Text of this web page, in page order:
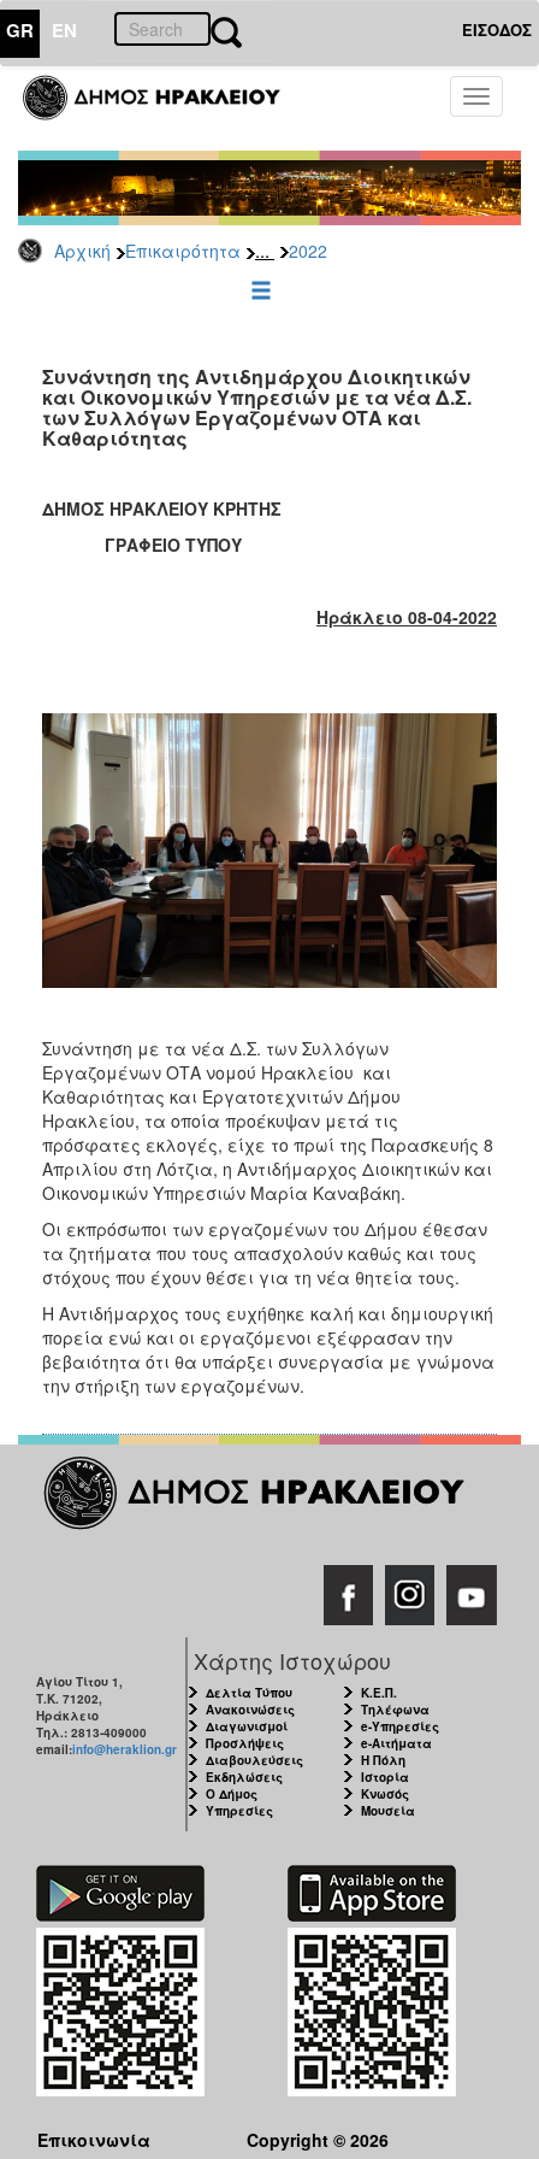
GR EN ΕΙΣΟΔΟΣ
Toggle
Αρχική Επικαιρότητα ... 2022
ΕΠΙΚΑΙΡΟΤΗΤΑ
Τύπου
Αρχείο
2026
2025
2022
2021
2020
2018
2017
2011
2010
ΔΗΜΟΤΗΣ
Συνάντηση της Αντιδημάρχου Διοικητικών
και Οικονομικών Υπηρεσιών με τα νέα Δ.Σ.
των Συλλόγων Εργαζομένων ΟΤΑ και
Καθαριότητας
ΔΗΜΟΣ ΗΡΑΚΛΕΙΟΥ ΚΡΗΤΗΣ
ΓΡΑΦΕΙΟ ΤΥΠΟΥ
Ηράκλειο 08-04-2022
Συνάντηση με τα νέα Δ.Σ. των Συλλόγων
Εργαζομένων ΟΤΑ νομού Ηρακλείου και
Καθαριότητας και Εργατοτεχνιτών Δήμου
Ηρακλείου, τα οποία προέκυψαν μετά τις
πρόσφατες εκλογές, είχε το πρωί της Παρασκευής 8
Απριλίου στη Λότζια, η Αντιδήμαρχος Διοικητικών και
Οικονομικών Υπηρεσιών Μαρία Καναβάκη.
Οι εκπρόσωποι των εργαζομένων του Δήμου έθεσαν
τα ζητήματα που τους απασχολούν καθώς και τους
στόχους που έχουν θέσει για τη νέα θητεία τους.
Η Αντιδήμαρχος τους ευχήθηκε καλή και δημιουργική
πορεία ενώ και οι εργαζόμενοι εξέφρασαν την
βεβαιότητα ότι θα υπάρξει συνεργασία με γνώμονα
την στήριξη των εργαζομένων.
Αγίου Τίτου 1,
Τ.Κ. 71202,
Ηράκλειο
Τηλ.: 2813-409000
email:info@heraklion.gr
Χάρτης Ιστοχώρου
Δελτία Τύπου
Ανακοινώσεις
Διαγωνισμοί
Προσλήψεις
Διαβουλεύσεις
Εκδηλώσεις
Ο Δήμος
Υπηρεσίες
Κ.Ε.Π.
Τηλέφωνα
e-Υπηρεσίες
e-Αιτήματα
Η Πόλη
Ιστορία
Κνωσός
Μουσεία
Επικοινωνία Copyright © 2026